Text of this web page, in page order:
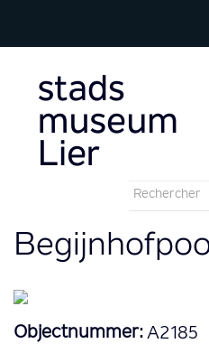
de
Objectnummer: A2185